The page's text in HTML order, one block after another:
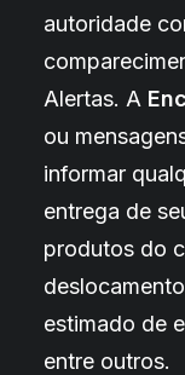
autoridade
Alertas. A
ou
informar
entrega de
produtos do
estimado de
entre outros.